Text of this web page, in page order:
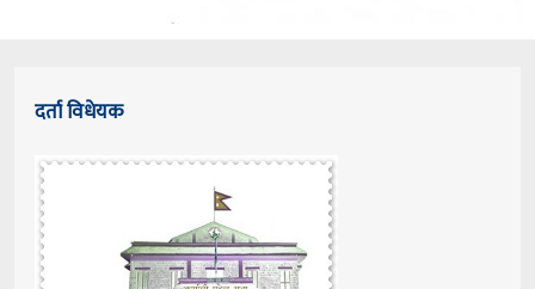
दर्ता विधेयक